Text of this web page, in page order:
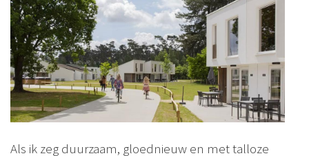
Als ik zeg duurzaam, gloednieuw en met talloze